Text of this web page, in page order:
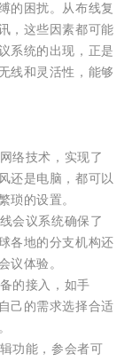
的困扰。从布线复
，这些因素都可能
系统的出现，正是
线和灵活性，能够
络技术，实现了
还是电脑，都可以
琐的设置。
会议系统确保了
各地的分支机构还
议体验。
的接入，如手
己的需求选择合适
功能，参会者可